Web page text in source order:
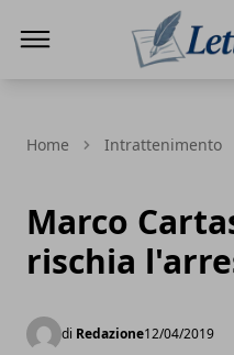
Home Intrattenimento
Marco
rischia
di Redazione12/04/2019